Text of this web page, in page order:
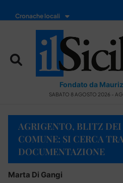
Cronache locali
Fondato da
SABATO 8 AGOSTO 2026 -
AGRIGENTO, BLITZ
COMUNE: SI CERCA
DOCUMENTAZIONE
Marta Di Gangi